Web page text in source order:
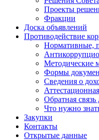
Проекты
Фракции
Доска объявлений
Противодействие
Нормативные,
Методические
Формы
Сведения о
Обратная
Что нужно
Закупки
Контакты
Открытые данные